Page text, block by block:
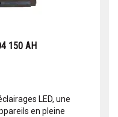
150 AH
LED, une
en pleine